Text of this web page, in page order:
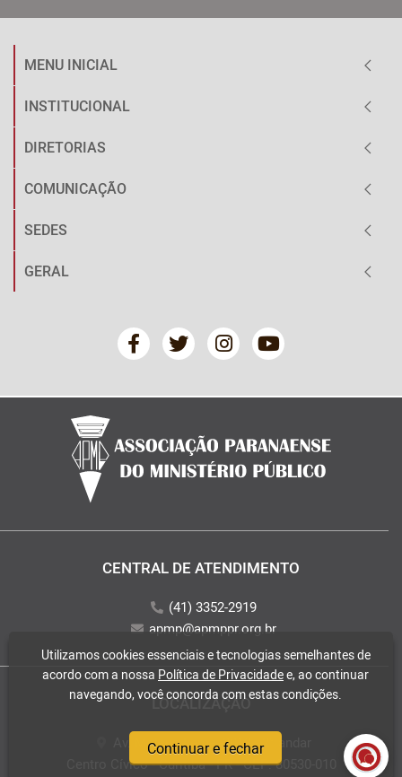
MENU INICIAL
INSTITUCIONAL
DIRETORIAS
COMUNICAÇÃO
SEDES
GERAL
CENTRAL DE ATENDIMENTO
(41) 3352-2919
apmp@apmppr.org.br
LOCALIZAÇÃO
Av. Mateus Leme, 2018 - 2° andar
Centro Cívico - Curitiba - PR - CEP: 80530-010
Utilizamos cookies essenciais e tecnologias semelhantes de
acordo com a nossa Política de Privacidadee, ao continuar
navegando, você concorda com estas condições.
Continuar e fechar